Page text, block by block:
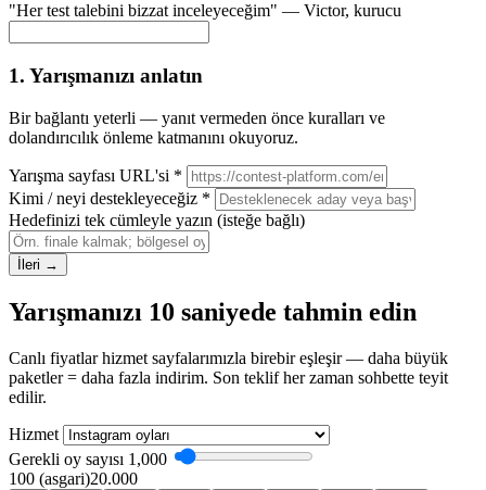
"Her test talebini bizzat inceleyeceğim" — Victor, kurucu
1. Yarışmanızı anlatın
Bir bağlantı yeterli — yanıt vermeden önce kuralları ve
dolandırıcılık önleme katmanını okuyoruz.
Yarışma sayfası URL'si *
Kimi / neyi destekleyeceğiz *
Hedefinizi tek cümleyle yazın (isteğe bağlı)
İleri →
Yarışmanızı 10 saniyede tahmin edin
Canlı fiyatlar hizmet sayfalarımızla birebir eşleşir — daha büyük
paketler = daha fazla indirim. Son teklif her zaman sohbette teyit
edilir.
Hizmet
Gerekli oy sayısı 1,000
100 (asgari)20.000